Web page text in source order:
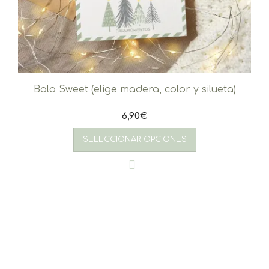
Bola Sweet (elige madera, color y silueta)
6,90€
SELECCIONAR OPCIONES